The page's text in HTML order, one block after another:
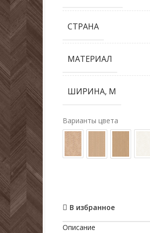
СТРАНА
МАТЕРИАЛ
ШИРИНА, М
Варианты цвета
В избранное
Описание